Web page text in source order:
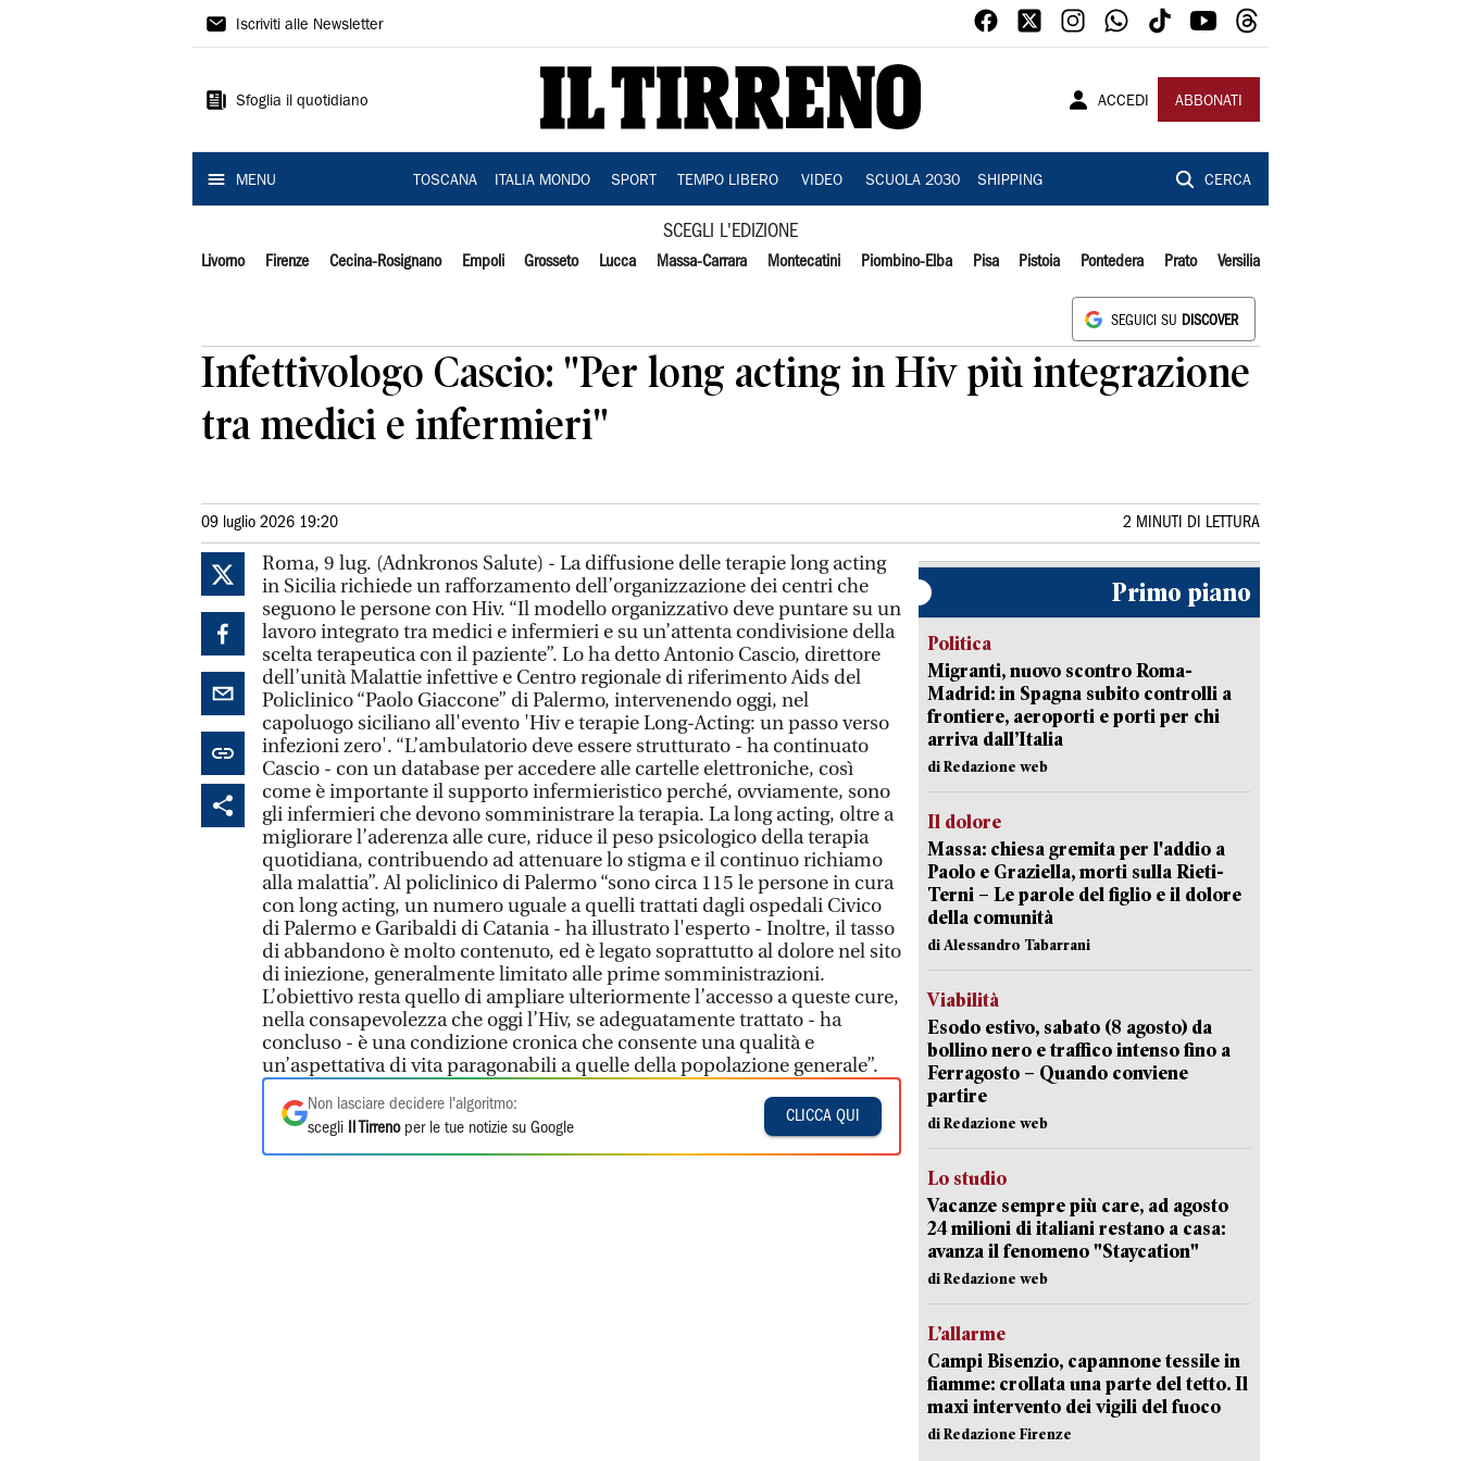
Il
Iscriviti alle Newsletter
Sfoglia il quotidiano ACCEDI ABBONATI
MENU TOSCANA ITALIA MONDO SPORT TEMPO LIBERO VIDEO SCUOLA 2030 SHIPPING CERCA
SCEGLI L'EDIZIONE
Livorno Firenze Cecina-Rosignano Empoli Grosseto Lucca Massa-Carrara Montecatini Piombino-Elba Pisa Pistoia Pontedera Prato Versilia
SEGUICI SU DISCOVER
Infettivologo Cascio: "Per long acting in Hiv più integrazione
tra medici e infermieri"
09 luglio 2026 19:20 2 MINUTI DI LETTURA
Roma, 9 lug. (Adnkronos Salute) - La diffusione delle terapie long acting
in Sicilia richiede un rafforzamento dell’organizzazione dei centri che
seguono le persone con Hiv. “Il modello organizzativo deve puntare su un
lavoro integrato tra medici e infermieri e su un’attenta condivisione della
scelta terapeutica con il paziente”. Lo ha detto Antonio Cascio, direttore
dell’unità Malattie infettive e Centro regionale di riferimento Aids del
Policlinico “Paolo Giaccone” di Palermo, intervenendo oggi, nel
capoluogo siciliano all'evento 'Hiv e terapie Long-Acting: un passo verso
infezioni zero'. “L’ambulatorio deve essere strutturato - ha continuato
Cascio - con un database per accedere alle cartelle elettroniche, così
come è importante il supporto infermieristico perché, ovviamente, sono
gli infermieri che devono somministrare la terapia. La long acting, oltre a
migliorare l’aderenza alle cure, riduce il peso psicologico della terapia
quotidiana, contribuendo ad attenuare lo stigma e il continuo richiamo
alla malattia”. Al policlinico di Palermo “sono circa 115 le persone in cura
con long acting, un numero uguale a quelli trattati dagli ospedali Civico
di Palermo e Garibaldi di Catania - ha illustrato l'esperto - Inoltre, il tasso
di abbandono è molto contenuto, ed è legato soprattutto al dolore nel sito
di iniezione, generalmente limitato alle prime somministrazioni.
L’obiettivo resta quello di ampliare ulteriormente l’accesso a queste cure,
nella consapevolezza che oggi l’Hiv, se adeguatamente trattato - ha
concluso - è una condizione cronica che consente una qualità e
un’aspettativa di vita paragonabili a quelle della popolazione generale”.
Non lasciare decidere l'algoritmo:
scegli
Il Tirrenoper le tue notizie su Google
CLICCA QUI
Primo piano
Politica
Migranti, nuovo scontro Roma-
Madrid: in Spagna subito controlli a
frontiere, aeroporti e porti per chi
arriva dall’Italia
di Redazione web
Il dolore
Massa: chiesa gremita per l'addio a
Paolo e Graziella, morti sulla Rieti-
Terni – Le parole del figlio e il dolore
della comunità
di Alessandro Tabarrani
Viabilità
Esodo estivo, sabato (8 agosto) da
bollino nero e traffico intenso fino a
Ferragosto – Quando conviene
partire
di Redazione web
Lo studio
Vacanze sempre più care, ad agosto
24 milioni di italiani restano a casa:
avanza il fenomeno "Staycation"
di Redazione web
L’allarme
Campi Bisenzio, capannone tessile in
fiamme: crollata una parte del tetto. Il
maxi intervento dei vigili del fuoco
di Redazione Firenze